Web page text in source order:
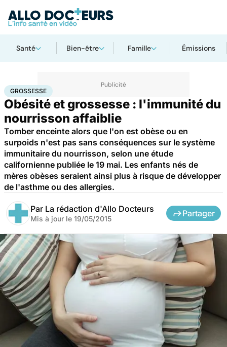
Santé Bien-être Famille Émissions
AccueilFamille Grossesse Grossesse
GROSSESSE
Obésité et grossesse : l'immunité du
nourrisson affaiblie
Tomber enceinte alors que l'on est obèse ou en
surpoids n'est pas sans conséquences sur le système
immunitaire du nourrisson, selon une étude
californienne publiée le 19 mai. Les enfants nés de
mères obèses seraient ainsi plus à risque de développer
de l'asthme ou des allergies.
Par La rédaction d'Allo Docteurs
Mis à jour le 19/05/2015
Partager